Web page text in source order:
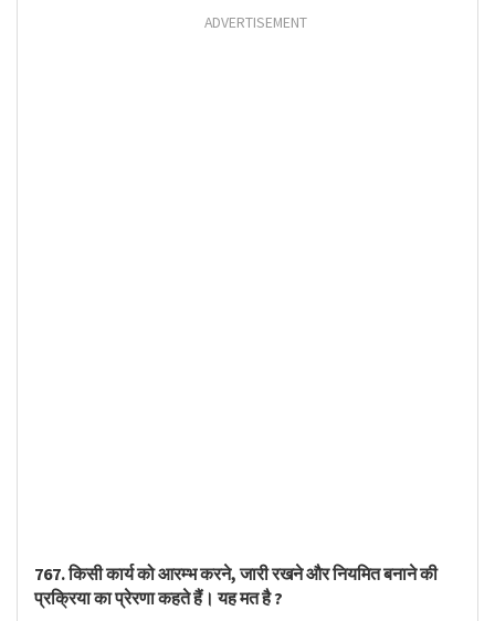
ADVERTISEMENT
767. किसी कार्य को आरम्भ करने, जारी रखने और नियमित बनाने की
प्रक्रिया का प्रेरणा कहते हैं। यह मत है ?